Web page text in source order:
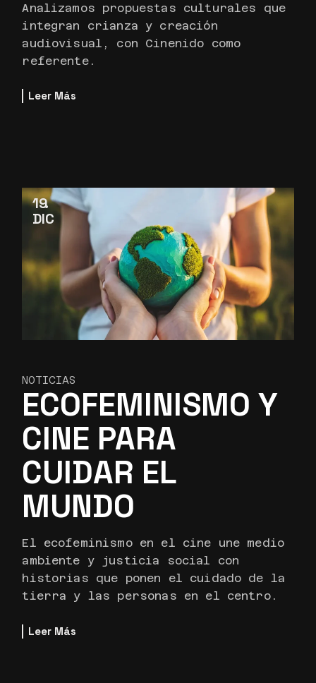
Analizamos propuestas culturales que
integran crianza y creación
audiovisual, con Cinenido como
referente.
Leer Más
19
DIC
NOTICIAS
ECOFEMINISMO Y
CINE PARA
CUIDAR EL
MUNDO
El ecofeminismo en el cine une medio
ambiente y justicia social con
historias que ponen el cuidado de la
tierra y las personas en el centro.
Leer Más